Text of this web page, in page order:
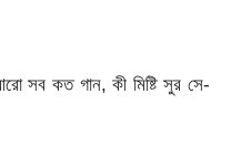
সব কত গান, কী মিষ্টি সুর সে-